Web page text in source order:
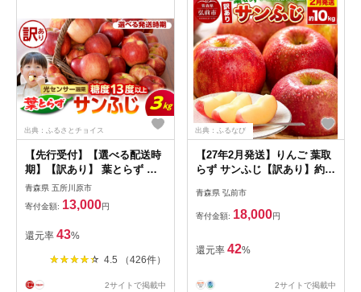
出典：ふるさとチョイス
【先行受付】【選べる配送時
期】【訳あり】 葉とらず サ
ンふじ りんご 約 3kg 〈 糖度
13度 以上〉光センサー選果
【11月 12月 1月 2月 配送】
青森 五所川原 青森りんご 家
庭用 葉とらずりんご サンふ
じりんご リンゴ 林檎
青森県 五所川原市
寄付金額: 13,000円
還元率 43%
4.5 （426件）
2サイトで掲載中
出典：ふるなび
【27年2月発送】りんご 葉取
らず サンふじ【訳あり】約
ご 林檎 リンゴ 果物 くだもの
フルーツ 青森県 弘前市 不揃
青森県 弘前市
寄付金額: 18,000円
還元率 42%
2サイトで掲載中